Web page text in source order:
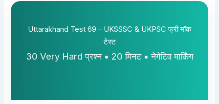
Uttarakhand Test 69 – UKSSSC & UKPSC फ्री मॉक
टेस्ट
30 Very Hard प्रश्न • 20 मिनट • नेगेटिव मार्किंग